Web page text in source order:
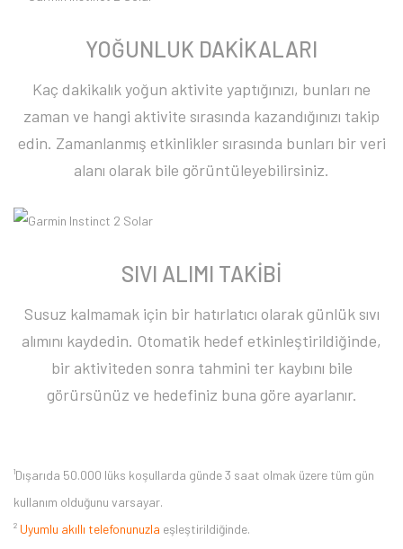
YOĞUNLUK DAKİKALARI
Kaç dakikalık yoğun aktivite yaptığınızı, bunları ne
zaman ve hangi aktivite sırasında kazandığınızı takip
edin. Zamanlanmış etkinlikler sırasında bunları bir veri
alanı olarak bile görüntüleyebilirsiniz.
SIVI ALIMI TAKİBİ
Susuz kalmamak için bir hatırlatıcı olarak günlük sıvı
alımını kaydedin. Otomatik hedef etkinleştirildiğinde,
bir aktiviteden sonra tahmini ter kaybını bile
görürsünüz ve hedefiniz buna göre ayarlanır.
¹Dışarıda 50.000 lüks koşullarda günde 3 saat olmak üzere tüm gün
kullanım olduğunu varsayar.
² Uyumlu akıllı telefonunuzla eşleştirildiğinde.